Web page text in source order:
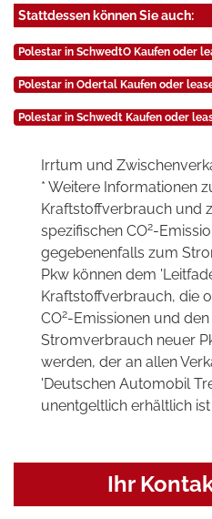
Stattdessen können Sie auch:
Polestar in SchwedtO Kaufen oder
Polestar in Odertal Kaufen oder
Polestar in Schwedt Kaufen oder
Irrtum und
* Weitere Informationen
Kraftstoffverbrauch und
spezifischen CO2-
gegebenenfalls zum
Pkw können dem
Kraftstoffverbrauch, die
CO2-Emissionen und
Stromverbrauch neuer
werden, der an allen
'Deutschen Automobil
unentgeltlich erhältlich
Ihr